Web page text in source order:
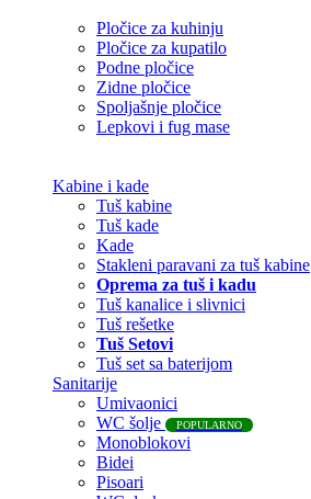
Pločice za kuhinju
Pločice za kupatilo
Podne pločice
Zidne pločice
Spoljašnje pločice
Lepkovi i fug mase
Kabine i kade
Tuš kabine
Tuš kade
Kade
Stakleni paravani za tuš kabine
Oprema za tuš i kadu
Tuš kanalice i slivnici
Tuš rešetke
Tuš Setovi
Tuš set sa baterijom
Sanitarije
Umivaonici
WC šolje
POPULARNO
Monoblokovi
Bidei
Pisoari